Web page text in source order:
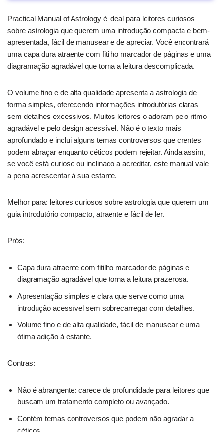
Practical Manual of Astrology é ideal para leitores curiosos
sobre astrologia que querem uma introdução compacta e bem-
apresentada, fácil de manusear e de apreciar. Você encontrará
uma capa dura atraente com fitilho marcador de páginas e uma
diagramação agradável que torna a leitura descomplicada.
O volume fino e de alta qualidade apresenta a astrologia de
forma simples, oferecendo informações introdutórias claras
sem detalhes excessivos. Muitos leitores o adoram pelo ritmo
agradável e pelo design acessível. Não é o texto mais
aprofundado e inclui alguns temas controversos que crentes
podem abraçar enquanto céticos podem rejeitar. Ainda assim,
se você está curioso ou inclinado a acreditar, este manual vale
a pena acrescentar à sua estante.
Melhor para: leitores curiosos sobre astrologia que querem um
guia introdutório compacto, atraente e fácil de ler.
Prós:
Capa dura atraente com fitilho marcador de páginas e
diagramação agradável que torna a leitura prazerosa.
Apresentação simples e clara que serve como uma
introdução acessível sem sobrecarregar com detalhes.
Volume fino e de alta qualidade, fácil de manusear e uma
ótima adição à estante.
Contras:
Não é abrangente; carece de profundidade para leitores que
buscam um tratamento completo ou avançado.
Contém temas controversos que podem não agradar a